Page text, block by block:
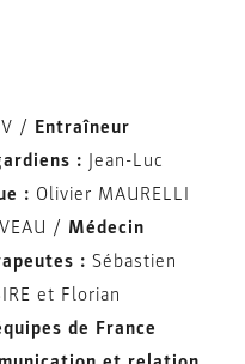
/ Entraîneur
: Jean-Luc
: Olivier MAURELLI
/ Médecin
: Sébastien
et Florian
de France